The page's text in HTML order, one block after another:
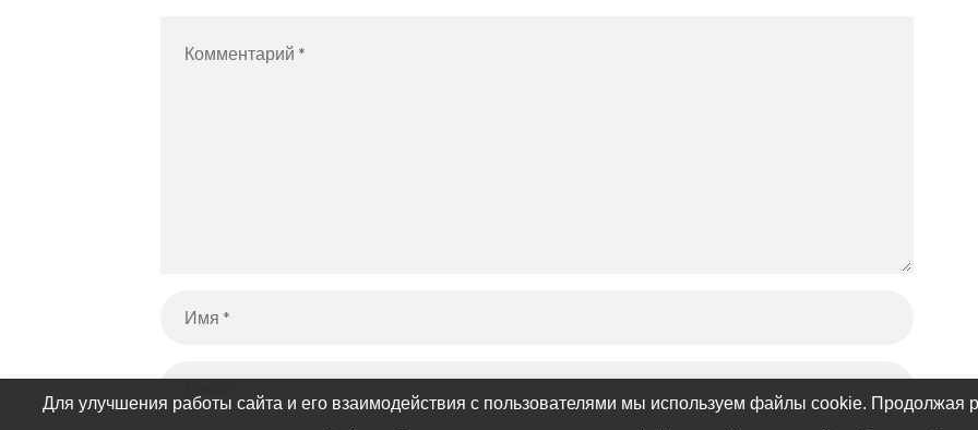
Для улучшения работы сайта и его взаимодействия с пользователями мы используем файлы cookie. Продолжая